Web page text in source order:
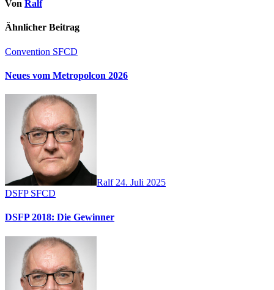
Von Ralf
Ähnlicher Beitrag
Convention SFCD
Neues vom Metropolcon 2026
Ralf 24. Juli 2025
DSFP SFCD
DSFP 2018: Die Gewinner